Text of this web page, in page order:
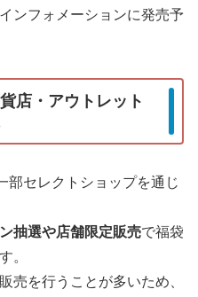
ンフォメーションに発売予
店・アウトレット
部セレクトショップを通じ
抽選や店舗限定販売で福袋
。
売を行うことが多いため、